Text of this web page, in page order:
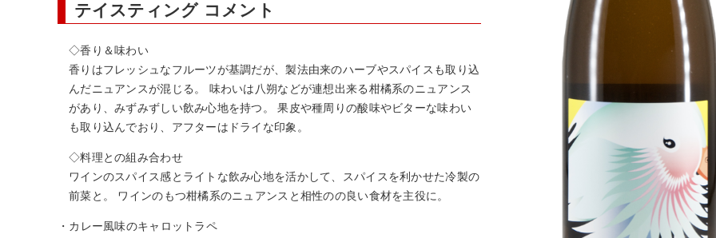
テイスティング コメント
◇香り＆味わい
香りはフレッシュなフルーツが基調だが、製法由来のハーブやスパイスも取り込
んだニュアンスが混じる。 味わいは八朔などが連想出来る柑橘系のニュアンス
があり、みずみずしい飲み心地を持つ。 果皮や種周りの酸味やビターな味わい
も取り込んでおり、アフターはドライな印象。
◇料理との組み合わせ
ワインのスパイス感とライトな飲み心地を活かして、スパイスを利かせた冷製の
前菜と。 ワインのもつ柑橘系のニュアンスと相性のの良い食材を主役に。
・カレー風味のキャロットラペ